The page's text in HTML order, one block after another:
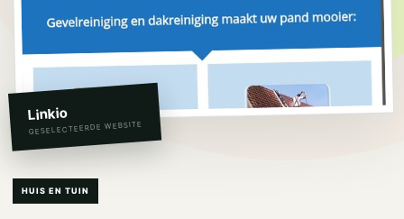
Linkio
GESELECTEERDE WEBSITE
HUIS EN TUIN